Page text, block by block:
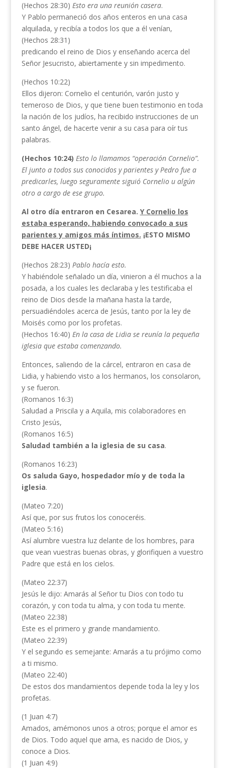
(Hechos 28:30) Esto era una reunión casera.
Y Pablo permaneció dos años enteros en una casa
alquilada, y recibía a todos los que a él venían,
(Hechos 28:31)
predicando el reino de Dios y enseñando acerca del
Señor Jesucristo, abiertamente y sin impedimento.
(Hechos 10:22)
Ellos dijeron: Cornelio el centurión, varón justo y
temeroso de Dios, y que tiene buen testimonio en toda
la nación de los judíos, ha recibido instrucciones de un
santo ángel, de hacerte venir a su casa para oír tus
palabras.
(Hechos 10:24) Esto lo llamamos “operación Cornelio”.
El junto a todos sus conocidos y parientes y Pedro fue a
predicarles, luego seguramente siguió Cornelio u algún
otro a cargo de ese grupo.
Al otro día entraron en Cesarea. Y Cornelio los
estaba esperando, habiendo convocado a sus
parientes y amigos más íntimos. ¡ESTO MISMO
DEBE HACER USTED¡
(Hechos 28:23) Pablo hacía esto.
Y habiéndole señalado un día, vinieron a él muchos a la
posada, a los cuales les declaraba y les testificaba el
reino de Dios desde la mañana hasta la tarde,
persuadiéndoles acerca de Jesús, tanto por la ley de
Moisés como por los profetas.
(Hechos 16:40) En la casa de Lidia se reunía la pequeña
iglesia que estaba comenzando.
Entonces, saliendo de la cárcel, entraron en casa de
Lidia, y habiendo visto a los hermanos, los consolaron,
y se fueron.
(Romanos 16:3)
Saludad a Priscila y a Aquila, mis colaboradores en
Cristo Jesús,
(Romanos 16:5)
Saludad también a la iglesia de su casa.
(Romanos 16:23)
Os saluda Gayo, hospedador mío y de toda la
iglesia.
(Mateo 7:20)
Así que, por sus frutos los conoceréis.
(Mateo 5:16)
Así alumbre vuestra luz delante de los hombres, para
que vean vuestras buenas obras, y glorifiquen a vuestro
Padre que está en los cielos.
(Mateo 22:37)
Jesús le dijo: Amarás al Señor tu Dios con todo tu
corazón, y con toda tu alma, y con toda tu mente.
(Mateo 22:38)
Este es el primero y grande mandamiento.
(Mateo 22:39)
Y el segundo es semejante: Amarás a tu prójimo como
a ti mismo.
(Mateo 22:40)
De estos dos mandamientos depende toda la ley y los
profetas.
(1 Juan 4:7)
Amados, amémonos unos a otros; porque el amor es
de Dios. Todo aquel que ama, es nacido de Dios, y
conoce a Dios.
(1 Juan 4:9)